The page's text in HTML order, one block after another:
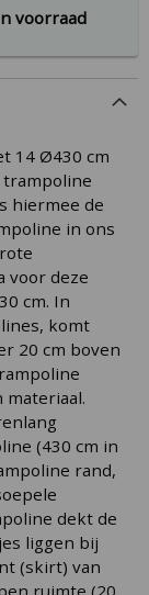
voorraad
14 Ø430 cm
hiermee de
in ons
voor deze
cm. In
komt
20 cm boven
materiaal.
(430 cm in
rand,
dekt de
liggen bij
(skirt) van